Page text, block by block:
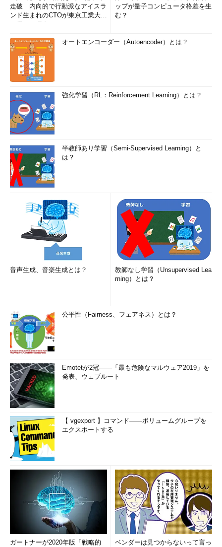
走破 内向的で行動派なアイスラ
ンド生まれのCTOが東京工業大学
ップが量子コンピュータ格差を生
む？
オートエンコーダー（Autoencoder）とは？
強化学習（RL：Reinforcement Learning）とは？
半教師あり学習（Semi-Supervised Learning）と
は？
音声生成、音楽生成とは？
教師なし学習（Unsupervised Lea
rning）とは？
公平性（Fairness、フェアネス）とは？
Emotetが2冠――「最も危険なマルウェア2019」を
発表、ウェブルート
【 vgexport 】コマンド――ボリュームグループを
エクスポートする
ガートナーが2020年版「戦略的
ベンダーは見つからないって言っ